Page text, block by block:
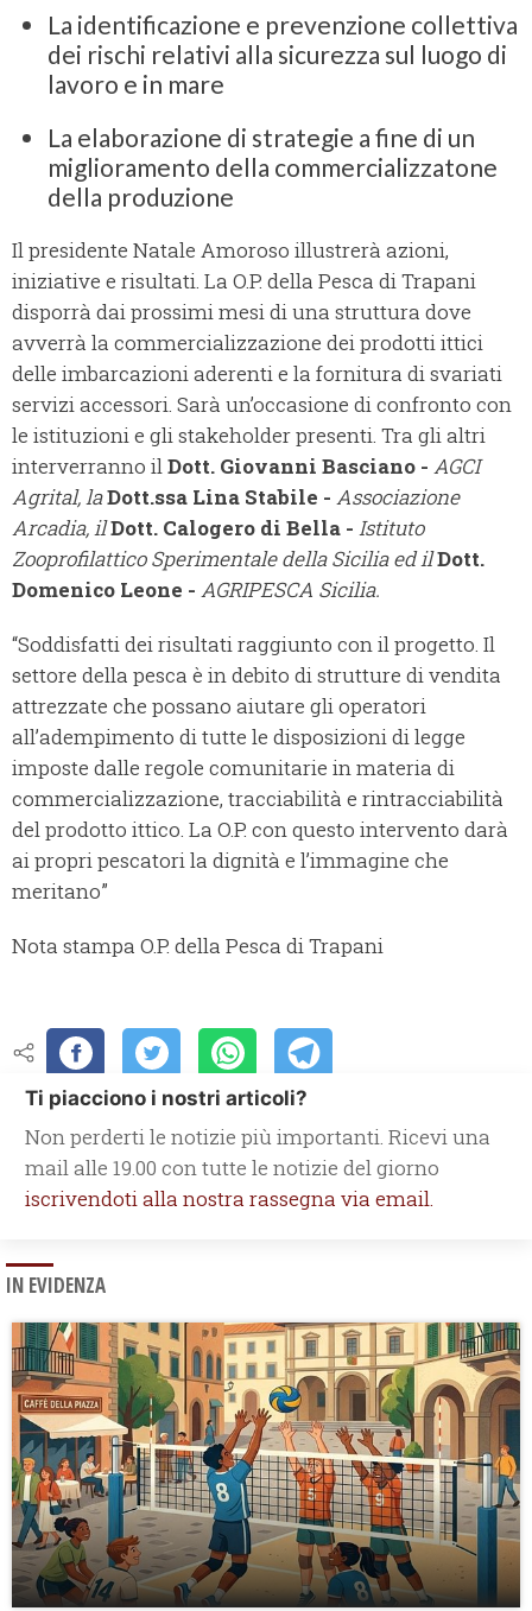
La identificazione e prevenzione collettiva
dei rischi relativi alla sicurezza sul luogo di
lavoro e in mare
La elaborazione di strategie a fine di un
miglioramento della commercializzatone
della produzione
Il presidente Natale Amoroso illustrerà azioni,
iniziative e risultati. La O.P. della Pesca di Trapani
disporrà dai prossimi mesi di una struttura dove
avverrà la commercializzazione dei prodotti ittici
delle imbarcazioni aderenti e la fornitura di svariati
servizi accessori. Sarà un’occasione di confronto con
le istituzioni e gli stakeholder presenti. Tra gli altri
interverranno ilDott. Giovanni Basciano - AGCI
Agrital, laDott.ssa Lina Stabile - Associazione
Arcadia, ilDott. Calogero di Bella - Istituto
Zooprofilattico Sperimentale della Sicilia ed ilDott.
Domenico Leone - AGRIPESCA Sicilia.
“Soddisfatti dei risultati raggiunto con il progetto. Il
settore della pesca è in debito di strutture di vendita
attrezzate che possano aiutare gli operatori
all’adempimento di tutte le disposizioni di legge
imposte dalle regole comunitarie in materia di
commercializzazione, tracciabilità e rintracciabilità
del prodotto ittico. La O.P. con questo intervento darà
ai propri pescatori la dignità e l’immagine che
meritano”
Nota stampa O.P. della Pesca di Trapani
Ti piacciono i nostri articoli?
Non perderti le notizie più importanti. Ricevi una
mail alle 19.00 con tutte le notizie del giorno
iscrivendoti alla nostra rassegna via email.
IN EVIDENZA